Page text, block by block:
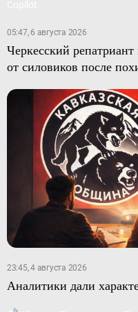
05:47, 6 августа 2026
Черкесский
от силовиков после
23:45, 4 августа 2026
Аналитики дали